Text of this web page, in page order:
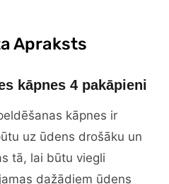
Apraksts
kāpnes 4 pakāpieni
kāpnes ir
uz ūdens drošāku un
tā, lai būtu viegli
dažādiem ūdens